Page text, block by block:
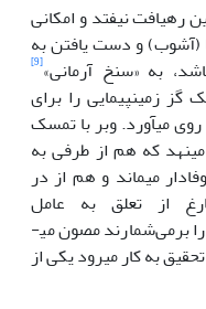
رهیافت نیفتد و امکانی
(آشوب) و دست یافتن به
به «سنخ آرمانی»[9]
گز زمین­پیمایی را برای
انجام می­دهد» (کوزر،306:1382)، روی می­آورد. وبر با تمسک
که هم از طرفی به
می­ماند و هم از در
از تعلق به عامل
را برمی‌شمارند مصون می­
به کار می­رود یکی از